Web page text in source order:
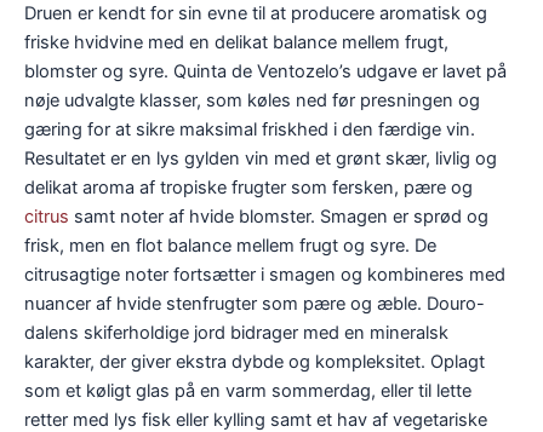
Druen er kendt for sin evne til at producere aromatisk og
friske hvidvine med en delikat balance mellem frugt,
blomster og syre. Quinta de Ventozelo’s udgave er lavet på
nøje udvalgte klasser, som køles ned før presningen og
gæring for at sikre maksimal friskhed i den færdige vin.
Resultatet er en lys gylden vin med et grønt skær, livlig og
delikat aroma af tropiske frugter som fersken, pære og
citrus samt noter af hvide blomster. Smagen er sprød og
frisk, men en flot balance mellem frugt og syre. De
citrusagtige noter fortsætter i smagen og kombineres med
nuancer af hvide stenfrugter som pære og æble. Douro-
dalens skiferholdige jord bidrager med en mineralsk
karakter, der giver ekstra dybde og kompleksitet. Oplagt
som et køligt glas på en varm sommerdag, eller til lette
retter med lys fisk eller kylling samt et hav af vegetariske